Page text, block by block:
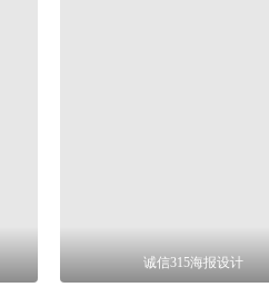
诚信315海报设计